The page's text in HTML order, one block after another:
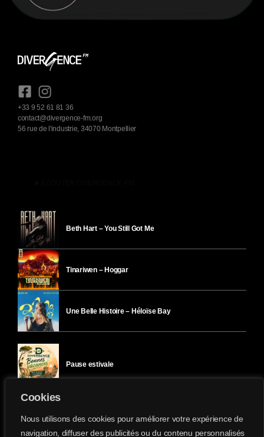
Cookies
Nous utilisons des cookies pour améliorer votre expérience de
navigation, diffuser des publicités ou du contenu personnalisés
+33 9 52 61 81 36
contact@divergence-fm.org
56 rue de l'industrie, 34070 Montpellier
Beth Hart – You Still Got Me
Tinariwen – Hoggar
Une Belle Histoire – Héloïse Bay
Pause estivale